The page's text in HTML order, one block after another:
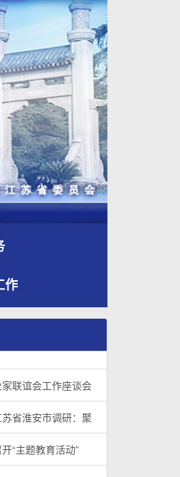
作
企业家联谊会工作座谈会在宁召开
来江苏省淮安市调研：聚焦民革党
委召开“主题教育活动” 领导班子民
联谊会工作座谈会
省淮安市调研：聚
“主题教育活动”